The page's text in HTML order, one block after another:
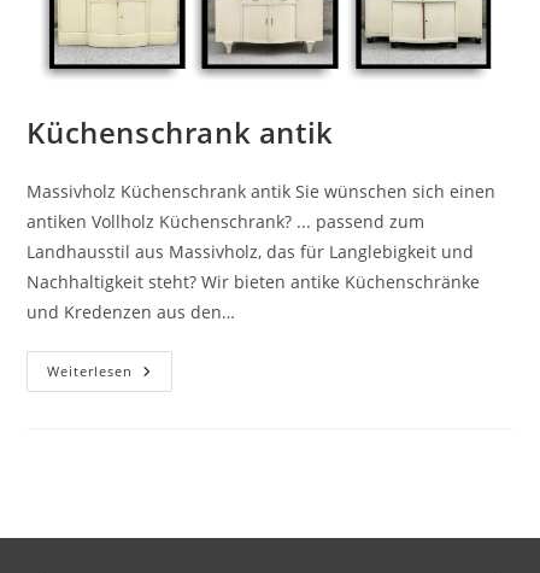
Küchenschrank antik
Massivholz Küchenschrank antik Sie wünschen sich einen
antiken Vollholz Küchenschrank? ... passend zum
Landhausstil aus Massivholz, das für Langlebigkeit und
Nachhaltigkeit steht? Wir bieten antike Küchenschränke
und Kredenzen aus den…
Weiterlesen